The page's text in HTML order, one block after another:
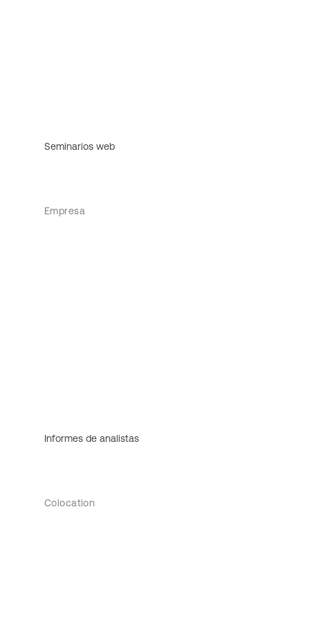
Seminarios web
Empresa
Informes de analistas
Colocation